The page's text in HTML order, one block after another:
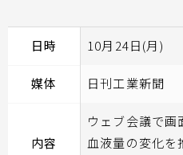
日時 10月24日(月)
媒体 日刊工業新聞
内容
ウェブ会議で画
血液量の変化を